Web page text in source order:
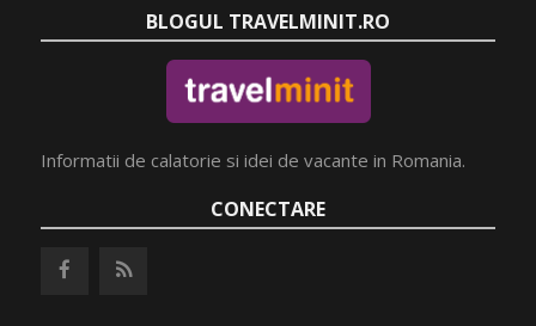
BLOGUL TRAVELMINIT.RO
Informatii de calatorie si idei de vacante in Romania.
CONECTARE